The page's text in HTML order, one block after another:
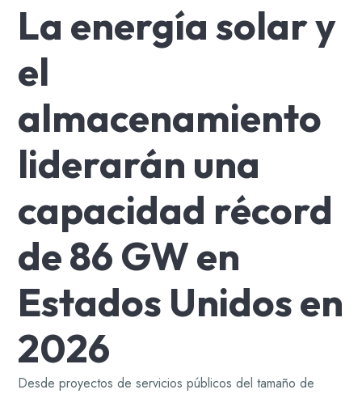
La energía solar y
el
almacenamiento
liderarán una
capacidad récord
de 86 GW en
Estados Unidos en
2026
Desde proyectos de servicios públicos del tamaño de